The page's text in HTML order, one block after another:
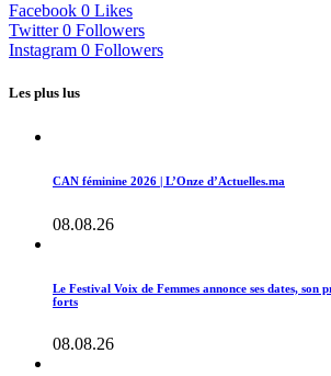
Facebook 0 Likes
Twitter 0 Followers
Instagram 0 Followers
Les plus lus
CAN féminine 2026 | L’Onze d’Actuelles.ma
08.08.26
Le Festival Voix de Femmes annonce ses dates, son
forts
08.08.26